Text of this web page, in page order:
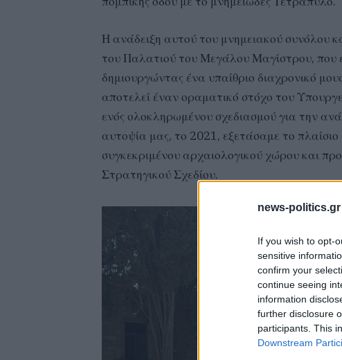
news-politics.gr
If you wish to opt-
sensitive
confirm your
continue seeing
information
further disclosure
participants. This
Downstream
Η ανάδειξη αυτού του μνημειακού συνόλου
του Παλατιού του Μεγάλου Μαγίστρου, που
δημιουργώντας ένα υπαίθριο διαχρονικό
αποτελεί έναν οραματικό στόχο του
ενός ολοκληρωμένου σχεδιασμού για την
αυτοψία μας, το 2021, εξετάσαμε το
συγκεκριμένου αρχαιολογικού χώρου και
Στρατηγικού Σχεδίου.